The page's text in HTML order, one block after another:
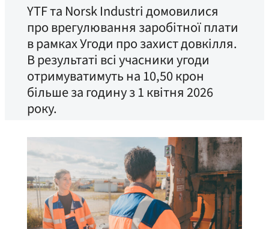
YTF та Norsk Industri домовилися
про врегулювання заробітної плати
в рамках Угоди про захист довкілля.
В результаті всі учасники угоди
отримуватимуть на 10,50 крон
більше за годину з 1 квітня 2026
року.